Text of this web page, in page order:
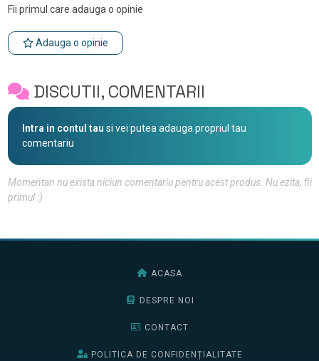
Fii primul care adauga o opinie
Adauga o opinie
DISCUTII, COMENTARII
Intra in contul tau si vei putea adauga propriul tau
comentariu
Momentan nu exista niciun comentariu pentru acest produs. Nu ezita, fii
primul :)
ACASA
DESPRE NOI
CONTACT
POLITICA DE CONFIDENȚIALITATE